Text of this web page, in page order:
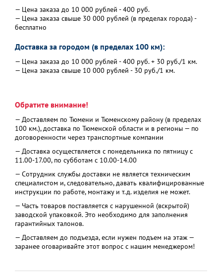
— Цена заказа до 10 000 рублей - 400 руб.
— Цена заказа свыше 30 000 рублей (в пределах города) -
бесплатно
Доставка за городом (в пределах 100 км):
— Цена заказа до 10 000 рублей - 400 руб. + 30 руб./1 км.
— Цена заказа свыше 10 000 рублей - 30 руб./1 км.
Обратите внимание!
— Доставляем по Тюмени и Тюменскому району (в пределах
100 км.), доставка по Тюменской области и в регионы — по
договоренности через транспортные компании
— Доставка осуществляется с понедельника по пятницу с
11.00-17.00, по субботам с 10.00-14.00
— Сотрудник службы доставки не является техническим
специалистом и, следовательно, давать квалифицированные
инструкции по работе, монтажу и т.д. изделия не может.
— Часть товаров поставляется с нарушенной (вскрытой)
заводской упаковкой. Это необходимо для заполнения
гарантийных талонов.
— Доставляем до подъезда, если нужен подъем на этаж —
заранее оговаривайте этот вопрос с нашим менеджером!